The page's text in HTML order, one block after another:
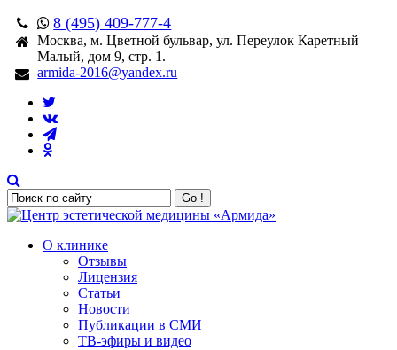
8 (495) 409-777-4
Москва, м. Цветной бульвар, ул. Переулок Каретный
Малый, дом 9, стр. 1.
armida-2016@yandex.ru
Go !
О клинике
Отзывы
Лицензия
Статьи
Новости
Публикации в СМИ
ТВ-эфиры и видео